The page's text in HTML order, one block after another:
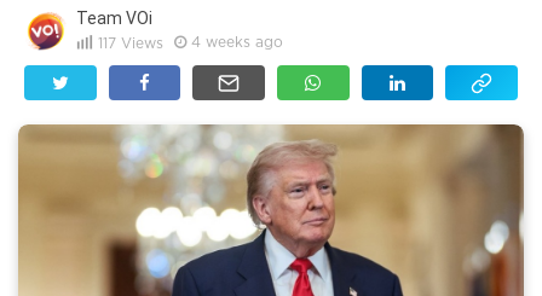
Team VOi
117 Views 4 weeks ago